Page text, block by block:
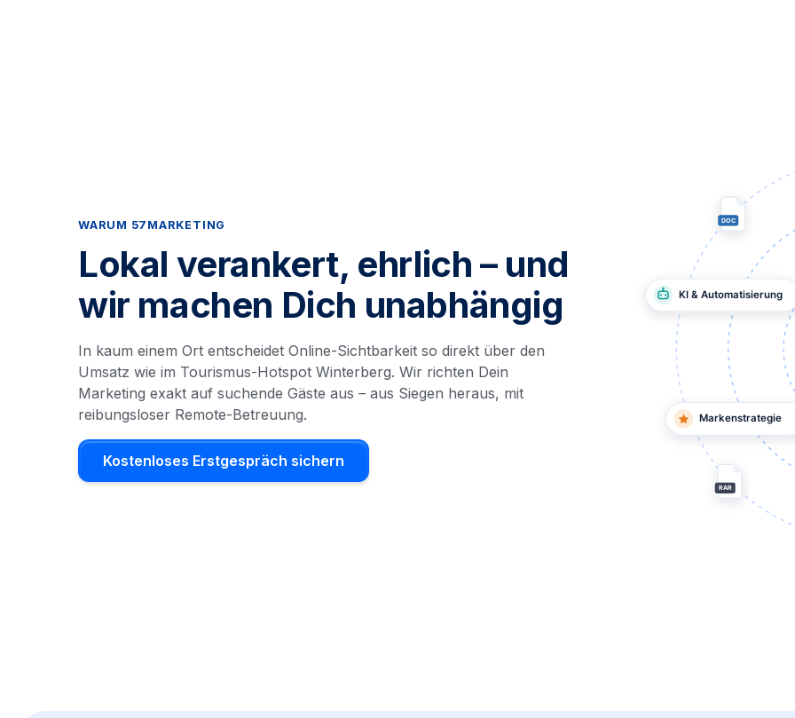
WARUM 57MARKETING
Lokal verankert, ehrlich – und
wir machen Dich unabhängig
In kaum einem Ort entscheidet Online-Sichtbarkeit so direkt über den
Umsatz wie im Tourismus-Hotspot Winterberg. Wir richten Dein
Marketing exakt auf suchende Gäste aus – aus Siegen heraus, mit
reibungsloser Remote-Betreuung.
Kostenloses Erstgespräch sichern